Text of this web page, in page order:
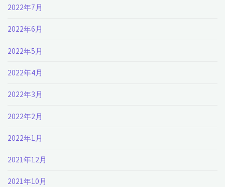
2022年7月
2022年6月
2022年5月
2022年4月
2022年3月
2022年2月
2022年1月
2021年12月
2021年10月